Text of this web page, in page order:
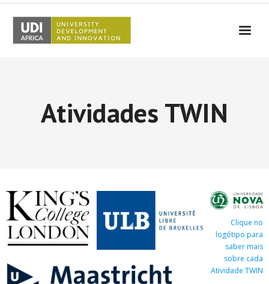
Eventos
Contactos
Atividades TWIN
Clique no
logótipo para
saber mais
sobre cada
Atividade TWIN